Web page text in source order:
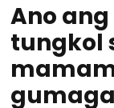
Ano
tungkol